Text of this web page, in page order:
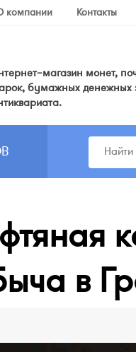
компании Контакты
монет,
бумажных денежных
в